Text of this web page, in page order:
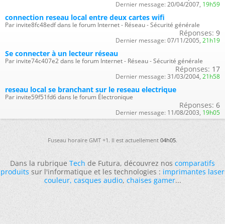
Dernier message: 20/04/2007, 19h59
connection reseau local entre deux cartes wifi
Par invite8fc48edf dans le forum Internet - Réseau - Sécurité générale
Réponses: 9
Dernier message: 07/11/2005, 21h19
Se connecter à un lecteur réseau
Par invite74c407e2 dans le forum Internet - Réseau - Sécurité générale
Réponses: 17
Dernier message: 31/03/2004, 21h58
reseau local se branchant sur le reseau electrique
Par invite59f51fd6 dans le forum Électronique
Réponses: 6
Dernier message: 11/08/2003, 19h05
Fuseau horaire GMT +1. Il est actuellement04h05.
Dans la rubriqueTechde Futura, découvrez noscomparatifs
produitssur l'informatique et les technologies :imprimantes laser
couleur,casques audio,chaises gamer...